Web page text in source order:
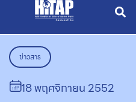
ข่าวสาร
18 พฤศจิกายน 2552